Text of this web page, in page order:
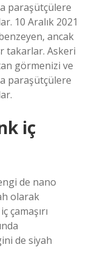
paraşütçülere
10 Aralık 2021
ancak
takarlar. Askeri
görmenizi ve
paraşütçülere
iç
de nano
olarak
çamaşırı
de siyah